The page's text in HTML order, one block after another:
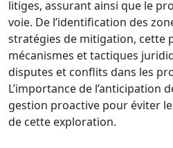
litiges, assurant ainsi que le
voie. De l’identification des
stratégies de mitigation, cette
mécanismes et tactiques
disputes et conflits dans les
L’importance de l’anticipation
gestion proactive pour éviter
de cette exploration.